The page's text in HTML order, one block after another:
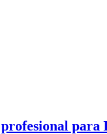
profesional